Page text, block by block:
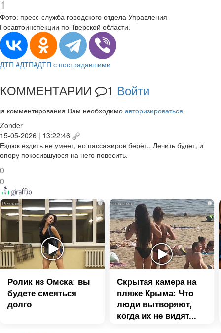
1
Фото: пресс-служба городского отдела Управления
Госавтоинспекции по Тверской области.
ДТП #ДТП#ДТП с пострадавшими
КОММЕНТАРИИ 1 Войти
комментирования Вам необходимо авторизироваться.
Zonder
15-05-2026 | 13:22:46
Ездюк ездить не умеет, но пассажиров берёт.. Лечить будет, и
опору покосившуюся на него повесить.
0
0
i
Ролик из Омска: вы
будете смеяться
долго
i
Скрытая камера на
пляже Крыма: Что
люди вытворяют,
когда их не видят...